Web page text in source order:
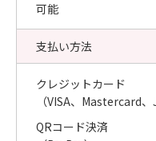
可能
支払い方法
クレジットカード
（VISA、Mastercard
QRコード決済